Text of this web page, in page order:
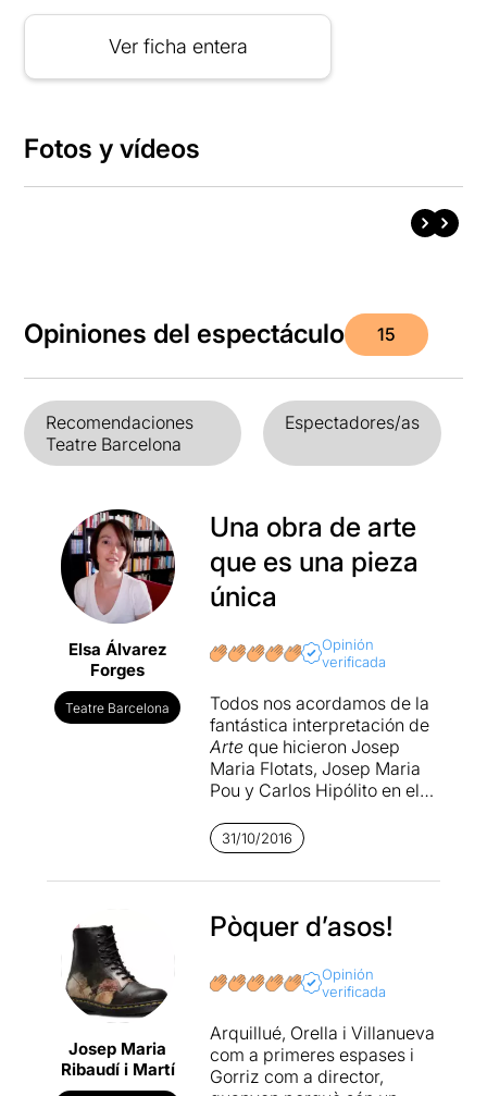
Ver ficha entera
Fotos y vídeos
Opiniones del espectáculo 15
Recomendaciones
Teatre Barcelona
Espectadores/as
Elsa Álvarez
Forges
Teatre Barcelona
Una obra de arte
que es una pieza
única
Opinión
verificada
Todos nos acordamos de la
fantástica interpretación de
Arteque hicieron Josep
Maria Flotats, Josep Maria
Pou y Carlos Hipólito en el
quince años. El texto de
Yazmina Reza, brillante,
incisivo y muy divertido,
hombre contemporáneo: la
soledad, la incomunicación
y la incapacidad de ser
comprendido. Escrita en
tarde, la obra no ha perdido
ni un ápice de vigencia.
31/10/2016
Josep Maria
Ribaudí i Martí
Pòquer d’asos!
Opinión
verificada
Arquillué, Orella i Villanueva
com a primeres espases i
Gorriz com a director,